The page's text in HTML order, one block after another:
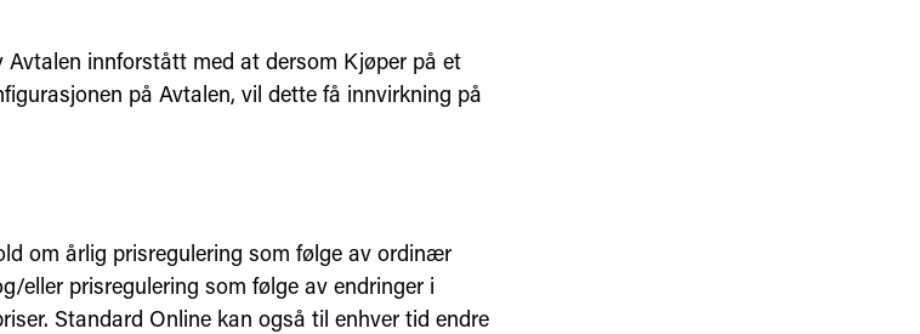
Avtalen innforstått med at dersom Kjøper på et
på Avtalen, vil dette få innvirkning på
om årlig prisregulering som følge av ordinær
eller prisregulering som følge av endringer i
Standard Online kan også til enhver tid endre